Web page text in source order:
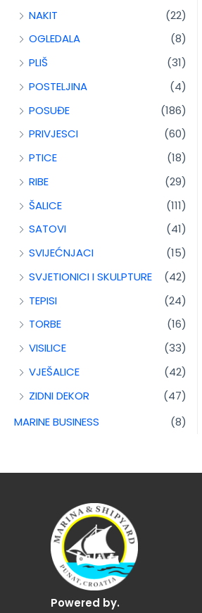
NAKIT
(22)
OGLEDALA
(8)
PLIŠ
(31)
POSTELJINA
(4)
POSUĐE
(186)
PRIVJESCI
(60)
PTICE
(18)
RIBE
(29)
ŠALICE
(111)
SATOVI
(41)
SVIJEĆNJACI
(15)
SVJETIONICI I SKULPTURE
(42)
TEPISI
(24)
TORBE
(16)
VISILICE
(33)
VJEŠALICE
(42)
ZIDNI DEKOR
(47)
MARINE BUSINESS
(8)
Powered by.